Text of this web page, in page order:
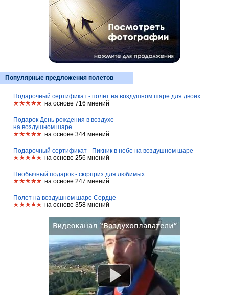
Популярные предложения полетов
Подарочный сертификат - полет на воздушном шаре для двоих
на основе 716 мнений
Подарок День рождения в воздухе
на воздушном шаре
на основе 344 мнений
Подарочный сертификат - Пикник в небе на воздушном шаре
на основе 256 мнений
Необычный подарок - сюрприз для любимых
на основе 247 мнений
Полет на воздушном шаре Сердце
на основе 358 мнений